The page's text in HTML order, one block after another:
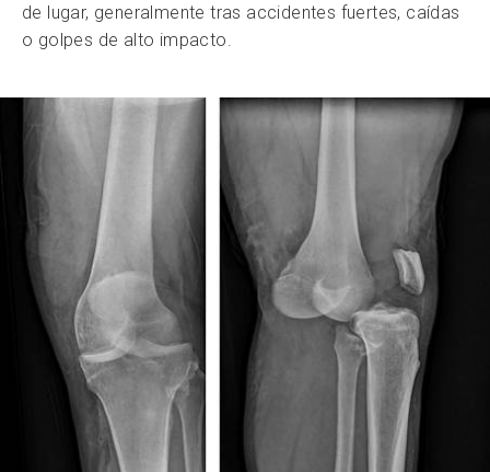
de lugar, generalmente tras accidentes fuertes, caídas
o golpes de alto impacto.